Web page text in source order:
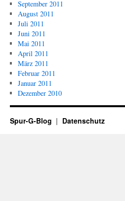
September 2011
August 2011
Juli 2011
Juni 2011
Mai 2011
April 2011
März 2011
Februar 2011
Januar 2011
Dezember 2010
Spur-G-Blog Datenschutz